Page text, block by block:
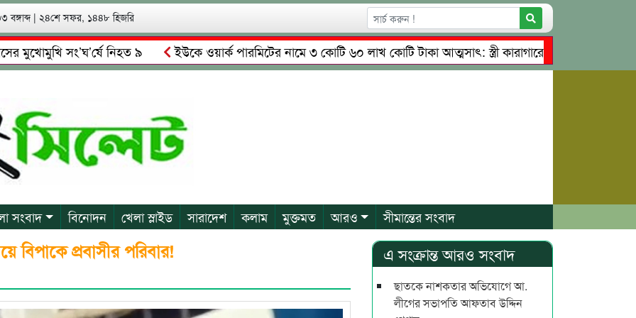
বঙ্গাব্দ | ২৪শে সফর, ১৪৪৮ হিজরি
সং’ঘ’র্ষে নিহত ৯ ইউকে ওয়ার্ক পারমিটের নামে ৩ কোটি ৬০ লাখ কোটি টাকা আত্মসাৎ: স্ত্রী কারাগারে, স্বামী পলাতক
গ্রেপ্তারের দাবি স্থানীয়দের
গোয়াইনঘাটে আলিম উদ্দিনের নেতৃত্বে চাঁদাবাজি ও শ্রমিকদের মারধর নগরীতে কোটি টাকার
সংবাদ বিনোদন খেলা স্লাইড সারাদেশ কলাম মুক্তমত আরও সীমান্তের সংবাদ
বিপাকে প্রবাসীর পরিবার! এ সংক্রান্ত আরও সংবাদ
ছাতকে নাশকতার অভিযোগে আ.
লীগের সভাপ‌তি আফতাব উদ্দিন